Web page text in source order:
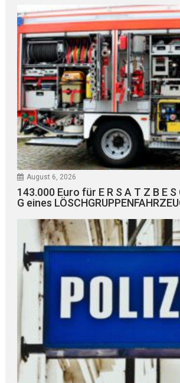
August 6, 2026
143.000 Euro für E R S A T Z B E S
G eines